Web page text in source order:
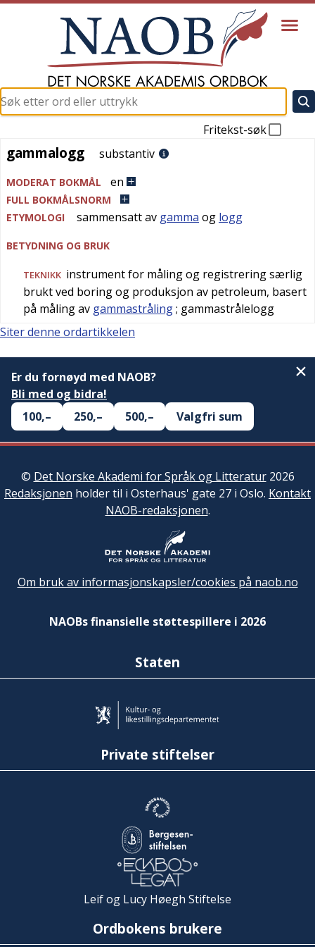
Fritekst-søk
gammalogg
gammalogg substantiv
MODERAT BOKMÅL en
FULL BOKMÅLSNORM
ETYMOLOGI
sammensatt av gamma og logg
BETYDNING OG BRUK
TEKNIKK instrument for måling og registrering særlig
brukt ved boring og produksjon av petroleum, basert
på måling av gammastråling; gammastrålelogg
Siter denne ordartikkelen
Er du fornøyd med NAOB?
Bli med og bidra!
100,–
250,– 500,– Valgfri sum
© Det Norske Akademi for Språk og Litteratur2026
Redaksjonen holder til i Osterhaus' gate 27 i Oslo. Kontakt
NAOB-redaksjonen.
Om bruk av informasjonskapsler/cookies på naob.no
NAOBs finansielle støttespillere i 2026
Staten
Private stiftelser
Leif og Lucy Høegh Stiftelse
Ordbokens brukere